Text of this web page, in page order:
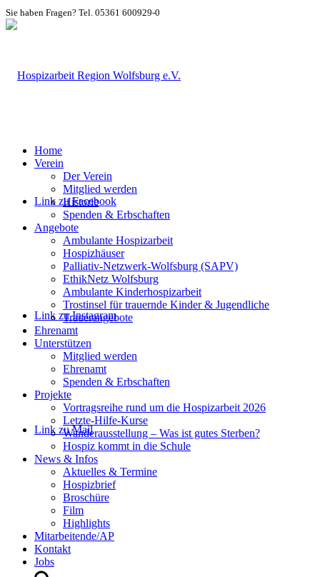
Sie haben Fragen? Tel. 05361 600929-0
Link zu Facebook
Link zu Instagram
Link zu Mail
Home
Verein
Der Verein
Mitglied werden
Historie
Spenden & Erbschaften
Angebote
Ambulante Hospizarbeit
Hospizhäuser
Palliativ-Netzwerk-Wolfsburg (SAPV)
EthikNetz Wolfsburg
Ambulante Kinderhospizarbeit
Trostinsel für trauernde Kinder & Jugendliche
Trauerangebote
Ehrenamt
Unterstützen
Mitglied werden
Ehrenamt
Spenden & Erbschaften
Projekte
Vortragsreihe rund um die Hospizarbeit 2026
Letzte-Hilfe-Kurse
Wanderausstellung – Was ist gutes Sterben?
Hospiz kommt in die Schule
News & Infos
Aktuelles & Termine
Hospizbrief
Broschüre
Film
Highlights
Mitarbeitende/AP
Kontakt
Jobs